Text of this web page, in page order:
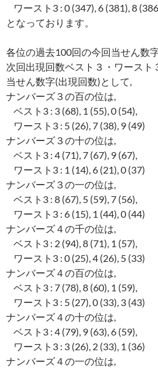
ワースト3 : 0 (347), 6 (381), 8
となっております。
各位の過去100回の今回当せん数
次回出現回数ベスト３・ワースト
当せん数字(出現回数)として,
ナンバーズ３の百の位は,
ベスト3 : 3 (68), 1 (55), 0 (54),
ワースト3 : 5 (26), 7 (38), 9 (49)
ナンバーズ３の十の位は,
ベスト3 : 4 (71), 7 (67), 9 (67),
ワースト3 : 1 (14), 6 (21), 0 (37)
ナンバーズ３の一の位は,
ベスト3 : 8 (67), 5 (59), 7 (56),
ワースト3 : 6 (15), 1 (44), 0 (44)
ナンバーズ４の千の位は,
ベスト3 : 2 (94), 8 (71), 1 (57),
ワースト3 : 0 (25), 4 (26), 5 (33)
ナンバーズ４の百の位は,
ベスト3 : 7 (78), 8 (60), 1 (59),
ワースト3 : 5 (27), 0 (33), 3 (43)
ナンバーズ４の十の位は,
ベスト3 : 4 (79), 9 (63), 6 (59),
ワースト3 : 3 (26), 2 (33), 1 (36)
ナンバーズ４の一の位は,